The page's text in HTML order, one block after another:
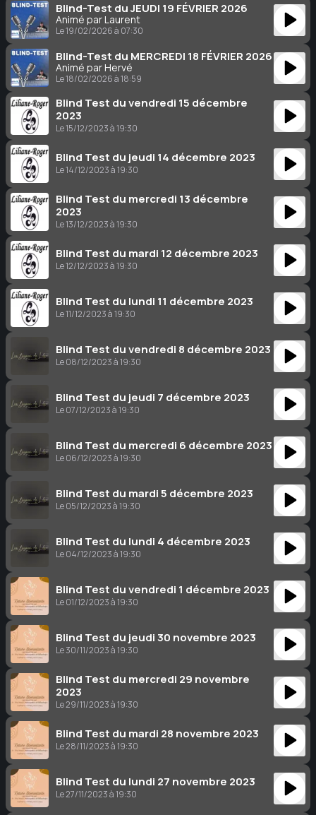
Blind-Test du JEUDI 19 FÉVRIER 2026
Animé par Laurent
Le 19/02/2026 à 07:30
Blind-Test du MERCREDI 18 FÉVRIER 2026
Animé par Hervé
Le 18/02/2026 à 18:59
Blind Test du vendredi 15 décembre
2023
Le 15/12/2023 à 19:30
Blind Test du jeudi 14 décembre 2023
Le 14/12/2023 à 19:30
Blind Test du mercredi 13 décembre
2023
Le 13/12/2023 à 19:30
Blind Test du mardi 12 décembre 2023
Le 12/12/2023 à 19:30
Blind Test du lundi 11 décembre 2023
Le 11/12/2023 à 19:30
Blind Test du vendredi 8 décembre 2023
Le 08/12/2023 à 19:30
Blind Test du jeudi 7 décembre 2023
Le 07/12/2023 à 19:30
Blind Test du mercredi 6 décembre 2023
Le 06/12/2023 à 19:30
Blind Test du mardi 5 décembre 2023
Le 05/12/2023 à 19:30
Blind Test du lundi 4 décembre 2023
Le 04/12/2023 à 19:30
Blind Test du vendredi 1 décembre 2023
Le 01/12/2023 à 19:30
Blind Test du jeudi 30 novembre 2023
Le 30/11/2023 à 19:30
Blind Test du mercredi 29 novembre
2023
Le 29/11/2023 à 19:30
Blind Test du mardi 28 novembre 2023
Le 28/11/2023 à 19:30
Blind Test du lundi 27 novembre 2023
Le 27/11/2023 à 19:30